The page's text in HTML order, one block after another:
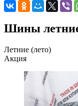
Шины летние
Летние (лето)
Акция